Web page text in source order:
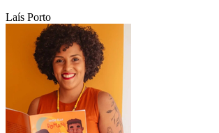
Laís Porto